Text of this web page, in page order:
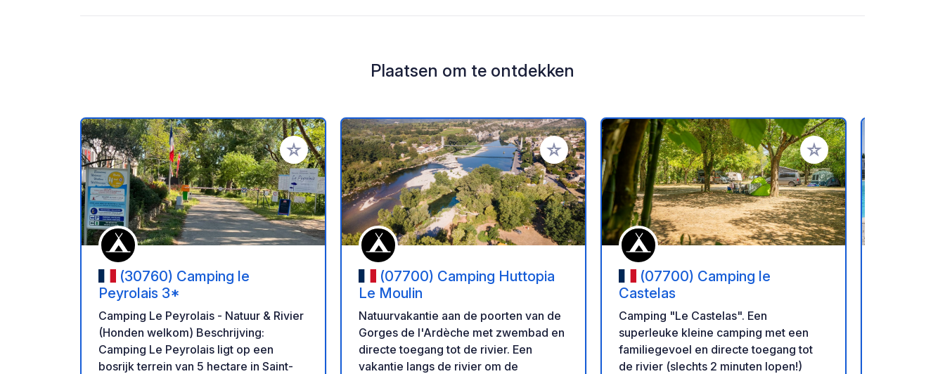
Plaatsen om te ontdekken
Voeg toe aan je favorieten
(30760) Camping le
Peyrolais 3*
Camping Le Peyrolais - Natuur & Rivier
(Honden welkom) Beschrijving:
Camping Le Peyrolais ligt op een
bosrijk terrein van 5 hectare in Saint-
Voeg toe aan je favorieten
(07700) Camping Huttopia
Le Moulin
Natuurvakantie aan de poorten van de
Gorges de l'Ardèche met zwembad en
directe toegang tot de rivier. Een
vakantie langs de rivier om de
Voeg toe aan je favorieten
(07700) Camping le
Castelas
Camping "Le Castelas". Een
superleuke kleine camping met een
familiegevoel en directe toegang tot
de rivier (slechts 2 minuten lopen!)